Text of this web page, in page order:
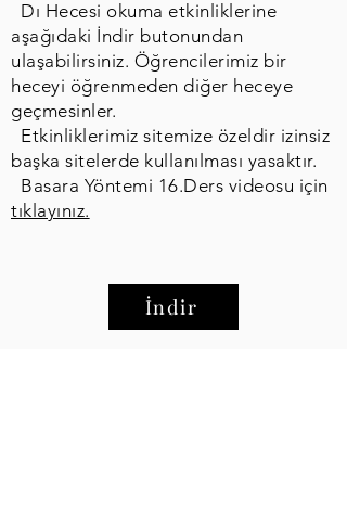
Dı Hecesi okuma etkinliklerine
aşağıdaki İndir butonundan
ulaşabilirsiniz. Öğrencilerimiz bir
heceyi öğrenmeden diğer heceye
geçmesinler.
Etkinliklerimiz sitemize özeldir izinsiz
başka sitelerde kullanılması yasaktır.
Basara Yöntemi 16.Ders videosu için
tıklayınız.
İndir